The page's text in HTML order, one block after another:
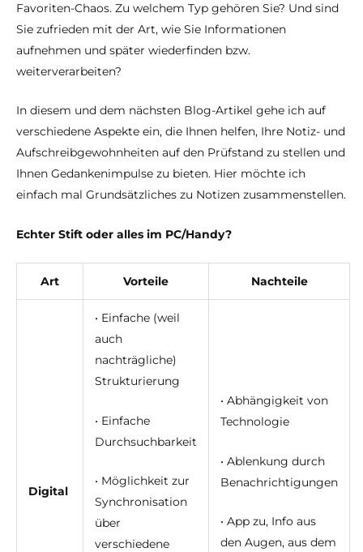
Favoriten-Chaos. Zu welchem Typ gehören Sie? Und sind
Sie zufrieden mit der Art, wie Sie Informationen
aufnehmen und später wiederfinden bzw.
weiterverarbeiten?
In diesem und dem nächsten Blog-Artikel gehe ich auf
verschiedene Aspekte ein, die Ihnen helfen, Ihre Notiz- und
Aufschreibgewohnheiten auf den Prüfstand zu stellen und
Ihnen Gedankenimpulse zu bieten. Hier möchte ich
einfach mal Grundsätzliches zu Notizen zusammenstellen.
Echter Stift oder alles im PC/Handy?
Art Vorteile Nachteile
Digital
• Einfache (weil
auch
nachträgliche)
Strukturierung
• Einfache
Durchsuchbarkeit
• Möglichkeit zur
Synchronisation
über
verschiedene
• Abhängigkeit von
Technologie
• Ablenkung durch
Benachrichtigungen
• App zu, Info aus
den Augen, aus dem